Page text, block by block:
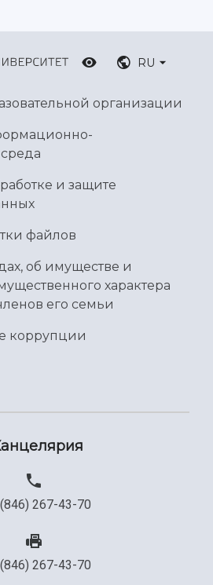
RU
организации
и защите
файлов
об имуществе и
характера
его семьи
коррупции
267-43-70
267-43-70